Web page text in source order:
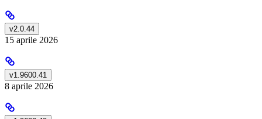
v2.0.44
15 aprile 2026
v1.9600.41
8 aprile 2026